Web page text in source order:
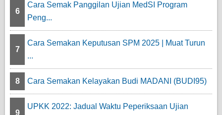
6
Cara Semak Panggilan Ujian MedSI Program
Peng...
7
Cara Semakan Keputusan SPM 2025 | Muat Turun
...
8 Cara Semakan Kelayakan Budi MADANI (BUDI95)
9
UPKK 2022: Jadual Waktu Peperiksaan Ujian